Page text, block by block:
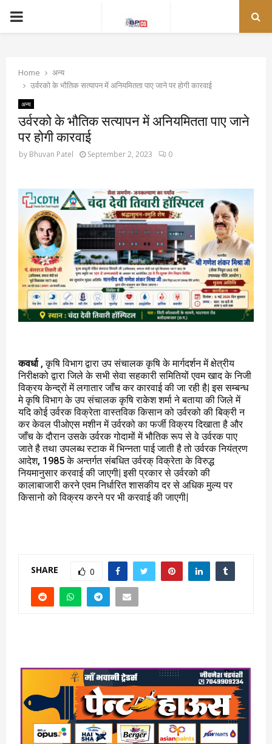
PRIMARY
Home
अन्य
उर्वरको के भौतिक सत्यापन में अनियमितता पाए जाने पर होगी कारवाई
अन्य
उर्वरको के भौतिक सत्यापन में अनियमितता पाए जाने
पर होगी कारवाई
by Bhuvan Patel September 2, 2023 0
कवर्धा, कृषि विभाग द्वारा उप संचालक कृषि के मार्गदर्शन में क्षेत्रीय
निरीक्षको द्वारा जिले के सभी सेवा सहकारी समितियों एवम खाद के निजी
विक्रय केन्द्रों में लगातार जाँच कर कारवाई की जा रही है| इस सम्बन्ध
मे कृषि विभाग के उप संचालक कृषि राकेश शर्मा ने बताया की जिले में
यदि कोई उर्वरक विक्रेता वास्तविक किसान को उर्वरको की बिक्री न
कर केवल पीओएस मशीन में उर्वरको का फर्जी विक्रय दिखाता है और
जाँच के दौरान उसके उर्वरक गोदामों में भौतिक रूप से वे उर्वरक पाए
जाते है तथा उपलब्ध स्टाक में भिन्नता पाई जाती है तो उर्वरक नियंत्रण
आदेश, 1985 के अन्तर्गत संबधित उर्वरक् विक्रेता के विरुद्ध
नियमानुसार करवाई की जाएगी| इसी प्रकार से उर्वरको की
कालाबाजारी करने एवम निर्धारित शासकीय दर से अधिक मुल्य पर
किसानो को विक्रय करने पर भी करवाई की जाएगी|
SHARE 0